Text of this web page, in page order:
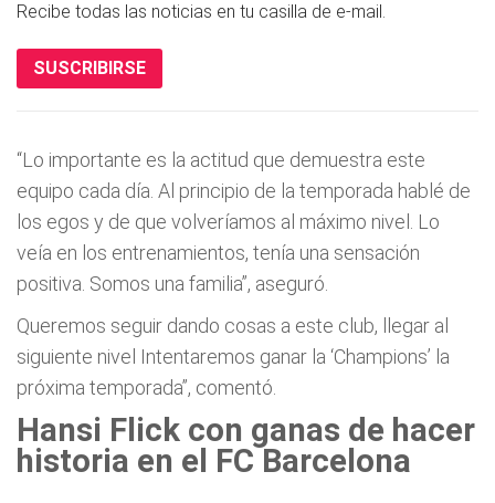
Recibe todas las noticias en tu casilla de e-mail.
SUSCRIBIRSE
“Lo importante es la actitud que demuestra este
equipo cada día. Al principio de la temporada hablé de
los egos y de que volveríamos al máximo nivel. Lo
veía en los entrenamientos, tenía una sensación
positiva. Somos una familia”, aseguró.
Queremos seguir dando cosas a este club, llegar al
siguiente nivel Intentaremos ganar la ‘Champions’ la
próxima temporada”, comentó.
Hansi Flick con ganas de hacer
historia en el FC Barcelona